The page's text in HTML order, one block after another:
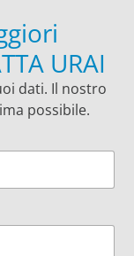
URAI
dati. Il nostro
possibile.